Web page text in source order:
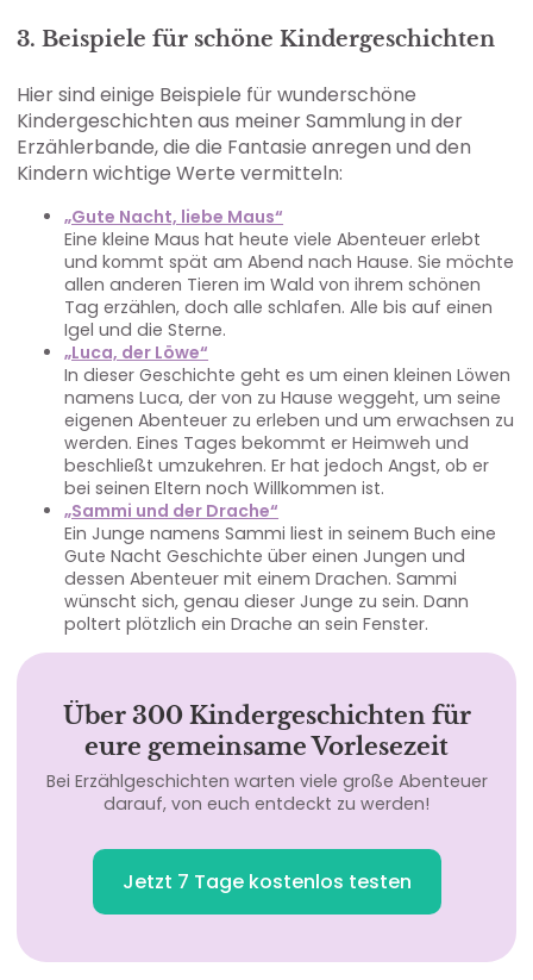
3. Beispiele für schöne Kindergeschichten
Hier sind einige Beispiele für wunderschöne
Kindergeschichten aus meiner Sammlung in der
Erzählerbande, die die Fantasie anregen und den
Kindern wichtige Werte vermitteln:
„Gute Nacht, liebe Maus“
Eine kleine Maus hat heute viele Abenteuer erlebt
und kommt spät am Abend nach Hause. Sie möchte
allen anderen Tieren im Wald von ihrem schönen
Tag erzählen, doch alle schlafen. Alle bis auf einen
Igel und die Sterne.
„Luca, der Löwe“
In dieser Geschichte geht es um einen kleinen Löwen
namens Luca, der von zu Hause weggeht, um seine
eigenen Abenteuer zu erleben und um erwachsen zu
werden. Eines Tages bekommt er Heimweh und
beschließt umzukehren. Er hat jedoch Angst, ob er
bei seinen Eltern noch Willkommen ist.
„Sammi und der Drache“
Ein Junge namens Sammi liest in seinem Buch eine
Gute Nacht Geschichte über einen Jungen und
dessen Abenteuer mit einem Drachen. Sammi
wünscht sich, genau dieser Junge zu sein. Dann
poltert plötzlich ein Drache an sein Fenster.
Über 300 Kindergeschichten für
eure gemeinsame Vorlesezeit
Bei Erzählgeschichten warten viele große Abenteuer
darauf, von euch entdeckt zu werden!
Jetzt 7 Tage kostenlos testen